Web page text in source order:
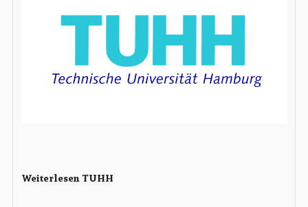
Weiterlesen TUHH